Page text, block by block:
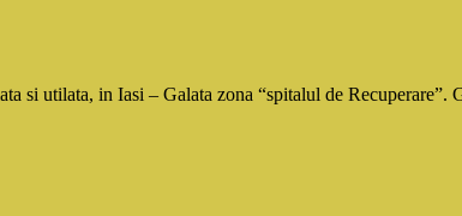
utilata, in Iasi – Galata zona “spitalul de Recuperare”.